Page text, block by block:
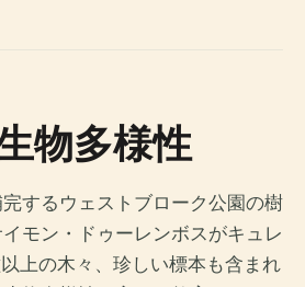
物多様性
するウェストブローク公園の樹
モン・ドゥーレンボスがキュレ
上の木々、珍しい標本も含まれ